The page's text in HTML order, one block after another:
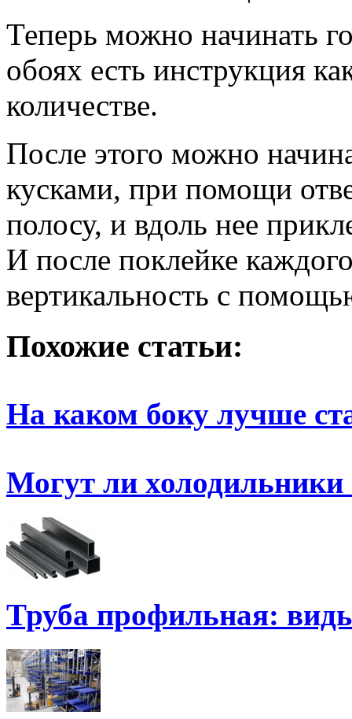
Теперь можно начинать
обоях есть инструкция
количестве.
После этого можно
кусками, при помощи
полосу, и вдоль нее
И после поклейке
вертикальность с
Похожие статьи:
На каком боку лучше
Могут ли холодильники
Труба профильная: